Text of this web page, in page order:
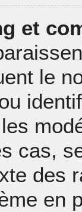
et
le
cas,
des
en